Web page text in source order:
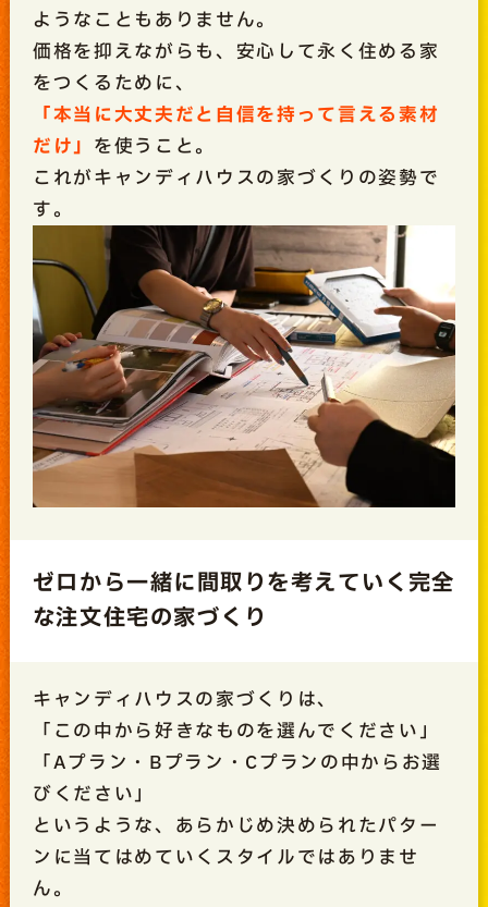
ようなこともありません。
価格を抑えながらも、安心して永く住める家
をつくるために、
「本当に大丈夫だと自信を持って言える素材
だけ」 を使うこと。
これがキャンディハウスの家づくりの姿勢で
す。
ゼロから一緒に間取りを考えていく完全
な注文住宅の家づくり
キャンディハウスの家づくりは、
「この中から好きなものを選んでください」
「Aプラン・Bプラン・Cプランの中からお選
びください」
というような、あらかじめ決められたパター
ンに当てはめていくスタイルではありませ
ん。